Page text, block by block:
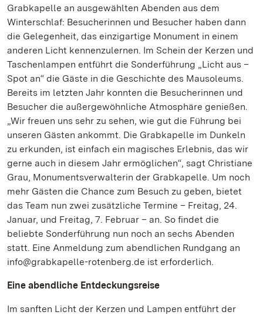
Grabkapelle an ausgewählten Abenden aus dem
Winterschlaf: Besucherinnen und Besucher haben dann
die Gelegenheit, das einzigartige Monument in einem
anderen Licht kennenzulernen. Im Schein der Kerzen und
Taschenlampen entführt die Sonderführung „Licht aus –
Spot an“ die Gäste in die Geschichte des Mausoleums.
Bereits im letzten Jahr konnten die Besucherinnen und
Besucher die außergewöhnliche Atmosphäre genießen.
„Wir freuen uns sehr zu sehen, wie gut die Führung bei
unseren Gästen ankommt. Die Grabkapelle im Dunkeln
zu erkunden, ist einfach ein magisches Erlebnis, das wir
gerne auch in diesem Jahr ermöglichen“, sagt Christiane
Grau, Monumentsverwalterin der Grabkapelle. Um noch
mehr Gästen die Chance zum Besuch zu geben, bietet
das Team nun zwei zusätzliche Termine – Freitag, 24.
Januar, und Freitag, 7. Februar – an. So findet die
beliebte Sonderführung nun noch an sechs Abenden
statt. Eine Anmeldung zum abendlichen Rundgang an
info@grabkapelle-rotenberg.de ist erforderlich.
Eine abendliche Entdeckungsreise
Im sanften Licht der Kerzen und Lampen entführt der